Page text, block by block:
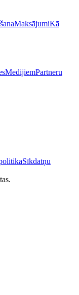
MaksājumiKā
MedijiemPartneru
Sīkdatņu